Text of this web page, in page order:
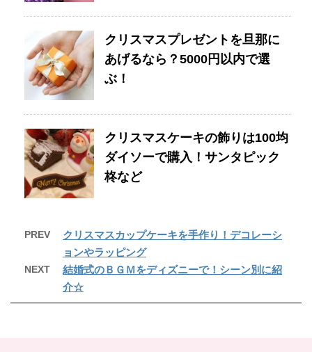
クリスマスプレゼントを旦那に
あげるなら？5000円以内で選
ぶ！
クリスマスケーキの飾りは100均
ダイソーで購入！サンタピック
柊など
PREV
クリスマスカップケーキを手作り！デコレーシ
ョンやラッピング
NEXT
結婚式のＢＧＭをディズニーで！シーン別に紹
介☆